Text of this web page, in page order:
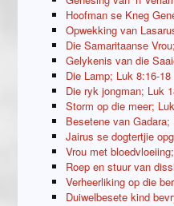
Hoofman se Kneg
Opwekking van
Die Samaritaanse
Gelykenis van die
Die Lamp; Luk 8:16-18
Die ryk jongman; Luk
Storm op die meer;
Besetene van
Jairus se dogtertjie
Vrou met
Roep en stuur van
Verheerliking op die
Duiwelbesete kind